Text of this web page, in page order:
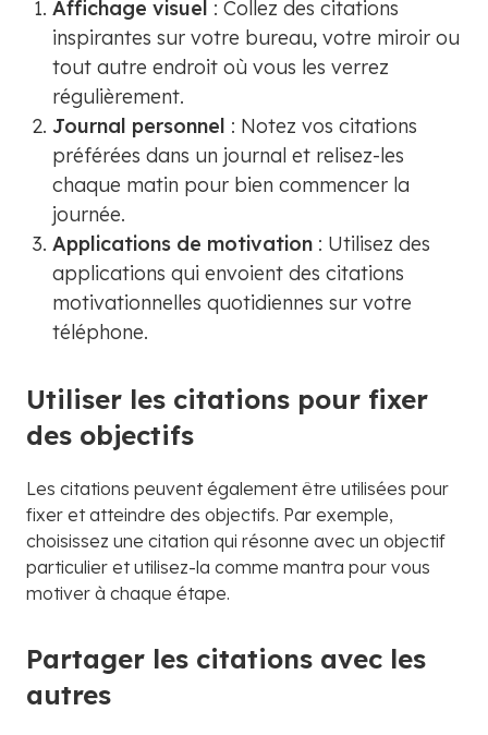
Affichage visuel : Collez des citations
inspirantes sur votre bureau, votre miroir ou
tout autre endroit où vous les verrez
régulièrement.
Journal personnel : Notez vos citations
préférées dans un journal et relisez-les
chaque matin pour bien commencer la
journée.
Applications de motivation : Utilisez des
applications qui envoient des citations
motivationnelles quotidiennes sur votre
téléphone.
Utiliser les citations pour fixer
des objectifs
Les citations peuvent également être utilisées pour
fixer et atteindre des objectifs. Par exemple,
choisissez une citation qui résonne avec un objectif
particulier et utilisez-la comme mantra pour vous
motiver à chaque étape.
Partager les citations avec les
autres